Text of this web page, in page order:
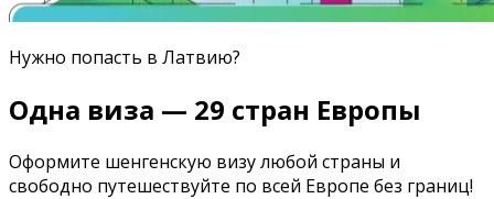
Нужно попасть в Латвию?
Одна виза — 29 стран Европы
Оформите шенгенскую визу любой страны и
свободно путешествуйте по всей Европе без границ!